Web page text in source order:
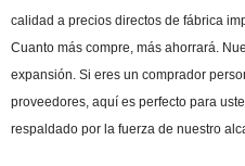
calidad a precios directos de fábrica
Cuanto más compre, más ahorrará.
expansión. Si eres un comprador
proveedores, aquí es perfecto para
respaldado por la fuerza de nuestro